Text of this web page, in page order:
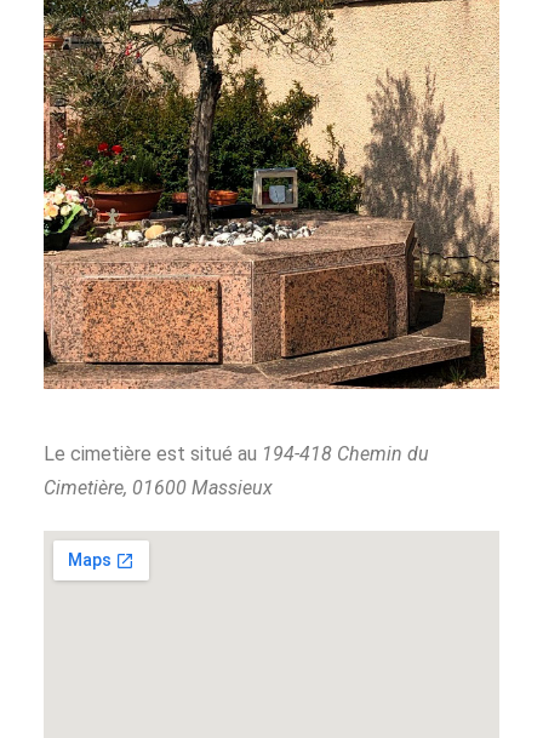
Le cimetière est situé au 194-418 Chemin du
Cimetière, 01600 Massieux